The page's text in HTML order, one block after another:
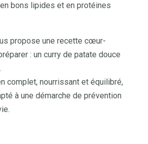
bons lipides et en protéines
propose une recette cœur-
: un curry de patate douce
complet, nourrissant et équilibré,
à une démarche de prévention